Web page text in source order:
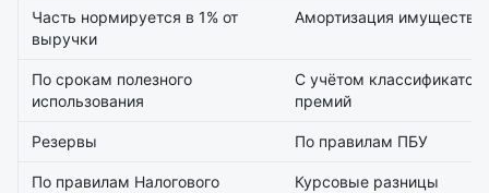
Часть нормируется в 1% от
выручки
Амортизация имущества
По срокам полезного
использования
С учётом
премий
Резервы По правилам ПБУ
По правилам Налогового Курсовые разницы